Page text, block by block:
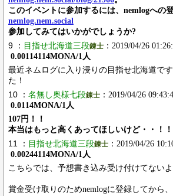
このイベントに参加するには、nemlogへの
nemlog.nem.social
参加してみてはいかがでしょうか?
9 ： 目指せ北海道三段錬士 ：2019/04/26
0.00114114MONA/1人
最近ネムログに入り浸りの目指せ北海道で
た！
10 ： 名無し奥様七段錬士 ：2019/04/26
0.0114MONA/1人
107円！！
本当はもっと高くあってほしいけど・・！！
11 ： 目指せ北海道三段錬士 ：2019/04/26
0.00244114MONA/1人
こちらでは、予想書き込み受け付けてないよ
賞金受け取りのためnemlogに登録してから、